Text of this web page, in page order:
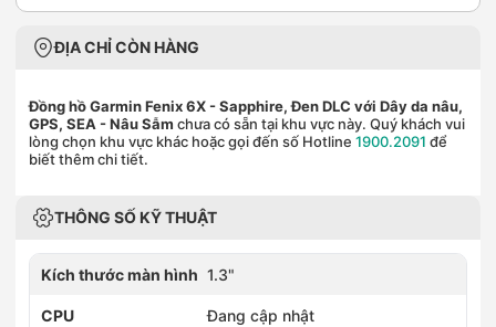
ĐỊA CHỈ CÒN HÀNG
Đồng hồ Garmin Fenix 6X - Sapphire, Đen DLC với Dây da nâu,
GPS, SEA - Nâu Sẫm chưa có sẵn tại khu vực này. Quý khách vui
lòng chọn khu vực khác hoặc gọi đến số Hotline 1900.2091 để
biết thêm chi tiết.
THÔNG SỐ KỸ THUẬT
Kích thước màn hình 1.3"
CPU Đang cập nhật